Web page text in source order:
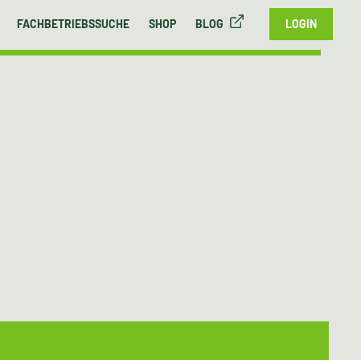
FACHBETRIEBSSUCHE SHOP BLOG LOGIN